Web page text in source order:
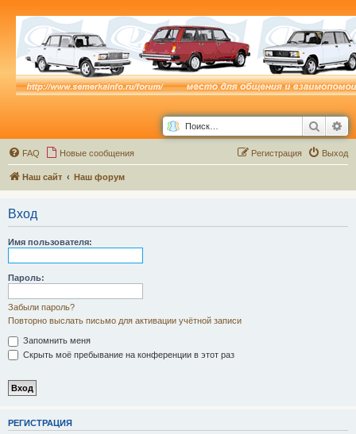
Поиск
FAQ Новые сообщения Выход
Регистрация
Наш сайт Наш форум
Вход
Имя пользователя:
Пароль:
Забыли пароль?
Повторно выслать письмо для активации учётной записи
Запомнить меня
Скрыть моё пребывание на конференции в этот раз
РЕГИСТРАЦИЯ